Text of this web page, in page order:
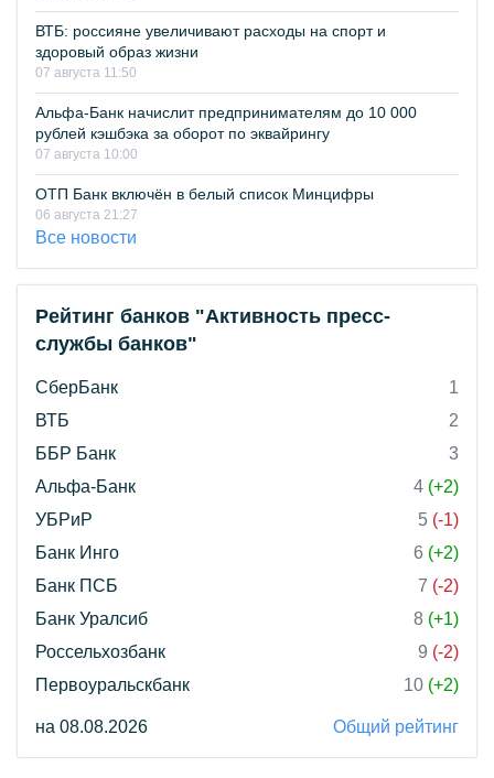
ВТБ: россияне увеличивают расходы на спорт и
здоровый образ жизни
07 августа 11:50
Альфа-Банк начислит предпринимателям до 10 000
рублей кэшбэка за оборот по эквайрингу
07 августа 10:00
ОТП Банк включён в белый список Минцифры
06 августа 21:27
Все новости
Рейтинг банков "Активность пресс-
службы банков"
СберБанк
1
ВТБ
2
ББР Банк
3
Альфа-Банк
4 (+2)
УБРиР
5 (-1)
Банк Инго
6 (+2)
Банк ПСБ
7 (-2)
Банк Уралсиб
8 (+1)
Россельхозбанк
9 (-2)
Первоуральскбанк
10 (+2)
на 08.08.2026 Общий рейтинг